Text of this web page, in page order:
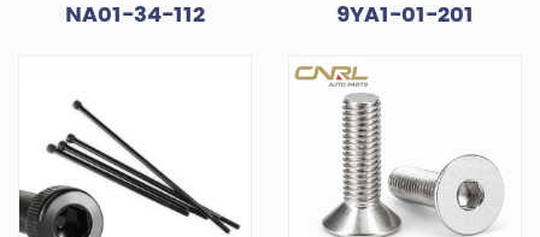
NA01-34-112
9YA1-01-201